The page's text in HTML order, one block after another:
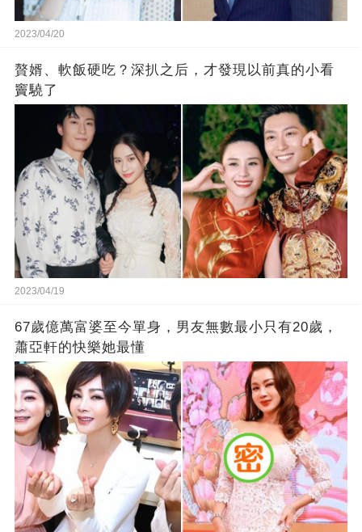
2023/04/20
贅婿、軟飯硬吃？深扒之后，才發現以前真的小看
竇驍了
2023/04/19
67歲億萬富婆至今單身，男友無數最小只有20歲，
蕭亞軒的快樂她最懂